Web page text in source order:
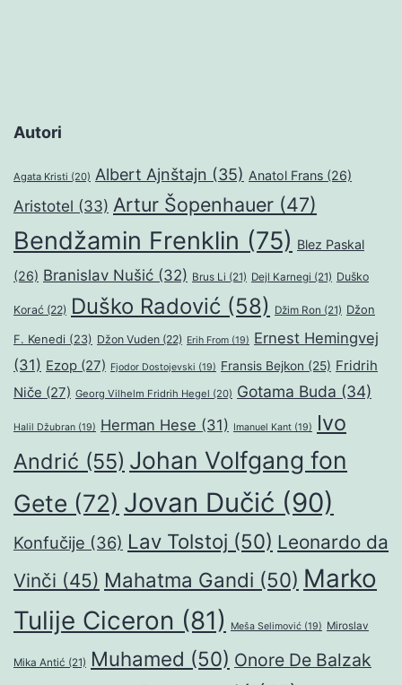
Autori
Agata Kristi (20) Albert Ajnštajn (35) Anatol Frans (26)
Aristotel (33) Artur Šopenhauer (47)
Bendžamin Frenklin (75) Blez Paskal
(26) Branislav Nušić (32) Brus Li (21) Dejl Karnegi (21) Duško
Korać (22) Duško Radović (58) Džim Ron (21) Džon
F. Kenedi (23) Džon Vuden (22) Erih From (19) Ernest Hemingvej
(31) Ezop (27) Fjodor Dostojevski (19) Fransis Bejkon (25) Fridrih
Niče (27) Georg Vilhelm Fridrih Hegel (20) Gotama Buda (34)
Halil Džubran (19) Herman Hese (31) Imanuel Kant (19)
Ivo
Andrić (55) Johan Volfgang fon
Gete (72) Jovan Dučić (90)
Konfučije (36) Lav Tolstoj (50) Leonardo da
Vinči (45) Mahatma Gandi (50) Marko
Tulije Ciceron (81) Meša Selimović (19) Miroslav
Mika Antić (21) Muhamed (50) Onore De Balzak